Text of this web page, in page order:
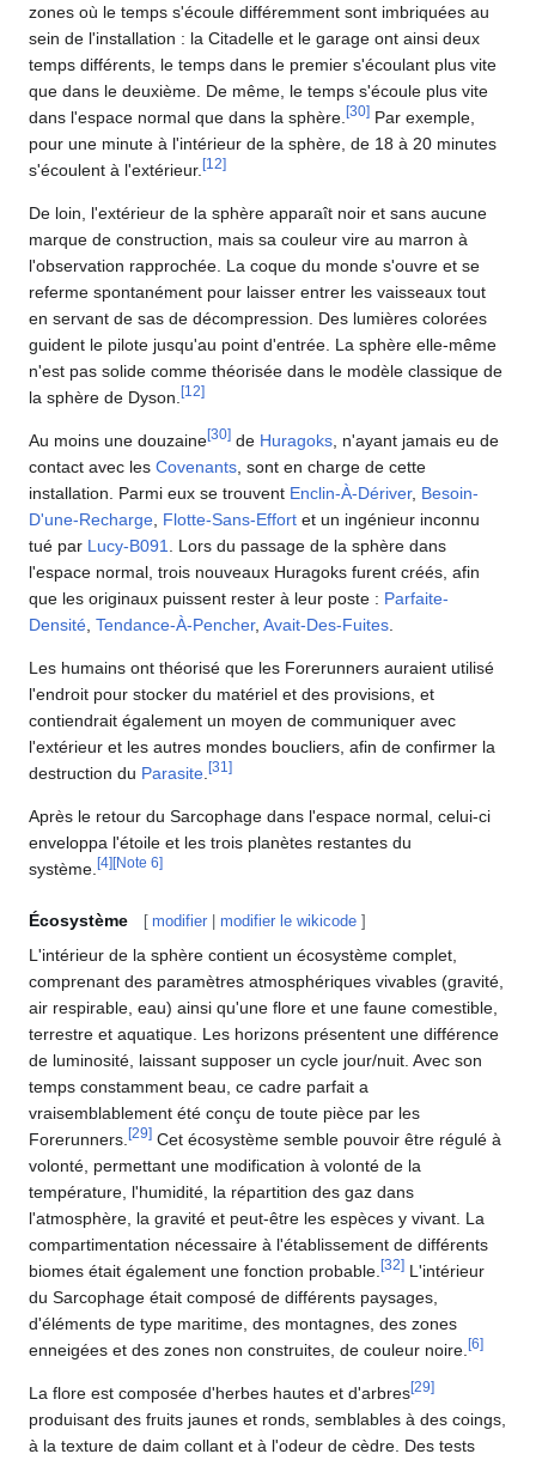
zones où le temps s'écoule différemment sont imbriquées au
sein de l'installation : la Citadelle et le garage ont ainsi deux
temps différents, le temps dans le premier s'écoulant plus vite
que dans le deuxième. De même, le temps s'écoule plus vite
dans l'espace normal que dans la sphère. [30] Par exemple,
pour une minute à l'intérieur de la sphère, de 18 à 20 minutes
s'écoulent à l'extérieur. [12]
De loin, l'extérieur de la sphère apparaît noir et sans aucune
marque de construction, mais sa couleur vire au marron à
l'observation rapprochée. La coque du monde s'ouvre et se
referme spontanément pour laisser entrer les vaisseaux tout
en servant de sas de décompression. Des lumières colorées
guident le pilote jusqu'au point d'entrée. La sphère elle-même
n'est pas solide comme théorisée dans le modèle classique de
la sphère de Dyson. [12]
Au moins une douzaine[30] de Huragoks , n'ayant jamais eu de
contact avec les Covenants , sont en charge de cette
installation. Parmi eux se trouvent Enclin-À-Dériver, Besoin-
D'une-Recharge Flotte-Sans-Effort et un ingénieur inconnu
tué par Lucy-B091
. Lors du passage de la sphère dans
l'espace normal, trois nouveaux Huragoks furent créés, afin
que les originaux puissent rester à leur poste : Parfaite-
Densité Tendance-À-Pencher, Avait-Des-Fuites
Les humains ont théorisé que les Forerunners auraient utilisé
l'endroit pour stocker du matériel et des provisions, et
contiendrait également un moyen de communiquer avec
l'extérieur et les autres mondes boucliers, afin de confirmer la
destruction du Parasite [31 ]
Après le retour du Sarcophage dans l'espace normal, celui-ci
enveloppa l'étoile et les trois planètes restantes du
système. [4][Note 6]
Écosystème [ modifier |modifier le wikicode ]
L'intérieur de la sphère contient un écosystème complet,
comprenant des paramètres atmosphériques vivables (gravité,
air respirable, eau) ainsi qu'une flore et une faune comestible,
terrestre et aquatique. Les horizons présentent une différence
de luminosité, laissant supposer un cycle jour/nuit. Avec son
temps constamment beau, ce cadre parfait a
vraisemblablement été conçu de toute pièce par les
Forerunners. [29] Cet écosystème semble pouvoir être régulé à
volonté, permettant une modification à volonté de la
température, l'humidité, la répartition des gaz dans
l'atmosphère, la gravité et peut-être les espèces y vivant. La
compartimentation nécessaire à l'établissement de différents
biomes était également une fonction probable. [32] L'intérieur
du Sarcophage était composé de différents paysages,
d'éléments de type maritime, des montagnes, des zones
enneigées et des zones non construites, de couleur noire. [6]
La flore est composée d'herbes hautes et d'arbres[29]
produisant des fruits jaunes et ronds, semblables à des coings,
à la texture de daim collant et à l'odeur de cèdre. Des tests